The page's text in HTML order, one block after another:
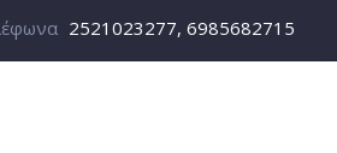
2521023277, 6985682715